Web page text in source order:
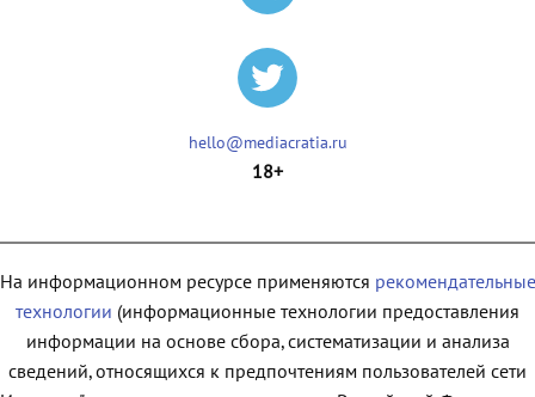
hello@mediacratia.ru
18+
На информационном ресурсе применяются рекомендательные
технологии (информационные технологии предоставления
информации на основе сбора, систематизации и анализа
сведений, относящихся к предпочтениям пользователей сети